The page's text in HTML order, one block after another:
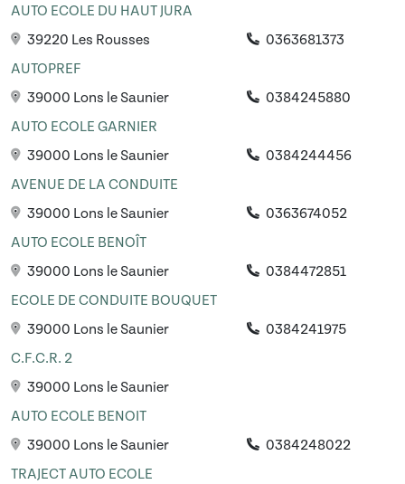
AUTO ECOLE DU HAUT JURA
39220 Les Rousses
0363681373
AUTOPREF
39000 Lons le Saunier
0384245880
AUTO ECOLE GARNIER
39000 Lons le Saunier
0384244456
AVENUE DE LA CONDUITE
39000 Lons le Saunier
0363674052
AUTO ECOLE BENOÎT
39000 Lons le Saunier
0384472851
ECOLE DE CONDUITE BOUQUET
39000 Lons le Saunier
0384241975
C.F.C.R. 2
39000 Lons le Saunier
AUTO ECOLE BENOIT
39000 Lons le Saunier
0384248022
TRAJECT AUTO ECOLE